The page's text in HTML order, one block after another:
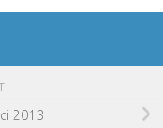
2013